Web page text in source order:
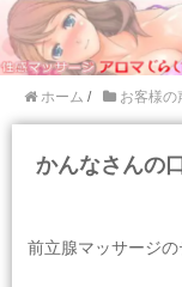
ホーム / お客様の
かんなさんの
前立腺マッサージ